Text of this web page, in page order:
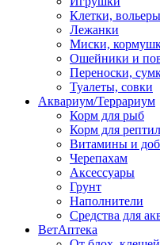
Клетки, вольеры
Лежанки
Миски,
Ошейники и
Переноски,
Туалеты, совки
Аквариум/Террариум
Корм для рыб
Корм для
Витамины и
Черепахам
Аксессуары
Грунт
Наполнители
Средства для
ВетАптека